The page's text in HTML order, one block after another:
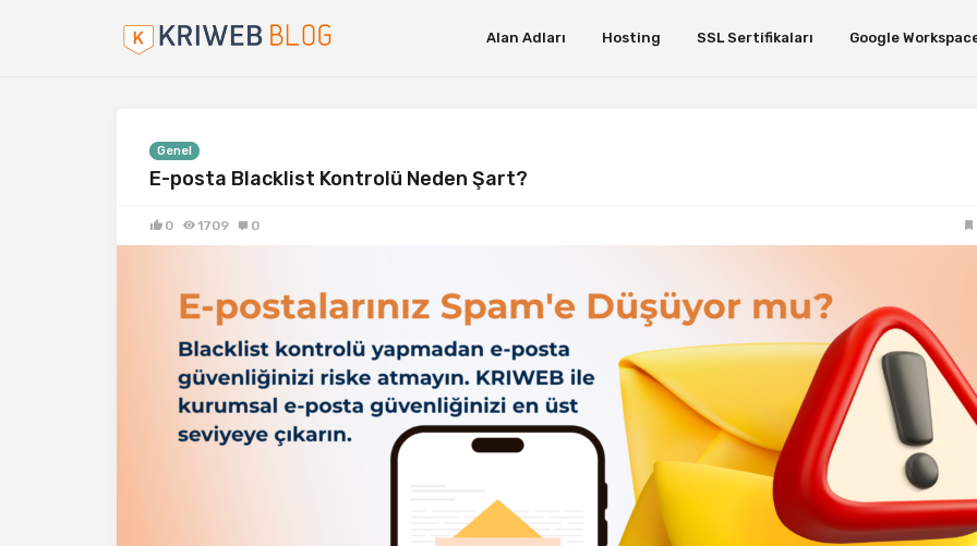
Alan Adları Hosting SSL Sertifikaları Google
Genel
E-posta Blacklist Kontrolü Neden Şart?
0 1709 0